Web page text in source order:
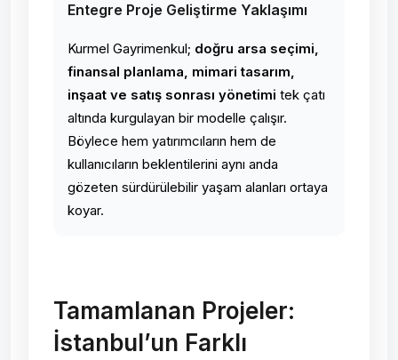
Entegre Proje Geliştirme Yaklaşımı
Kurmel Gayrimenkul; doğru arsa seçimi,
finansal planlama, mimari tasarım,
inşaat ve satış sonrası yönetimi tek çatı
altında kurgulayan bir modelle çalışır.
Böylece hem yatırımcıların hem de
kullanıcıların beklentilerini aynı anda
gözeten sürdürülebilir yaşam alanları ortaya
koyar.
Tamamlanan Projeler:
İstanbul’un Farklı